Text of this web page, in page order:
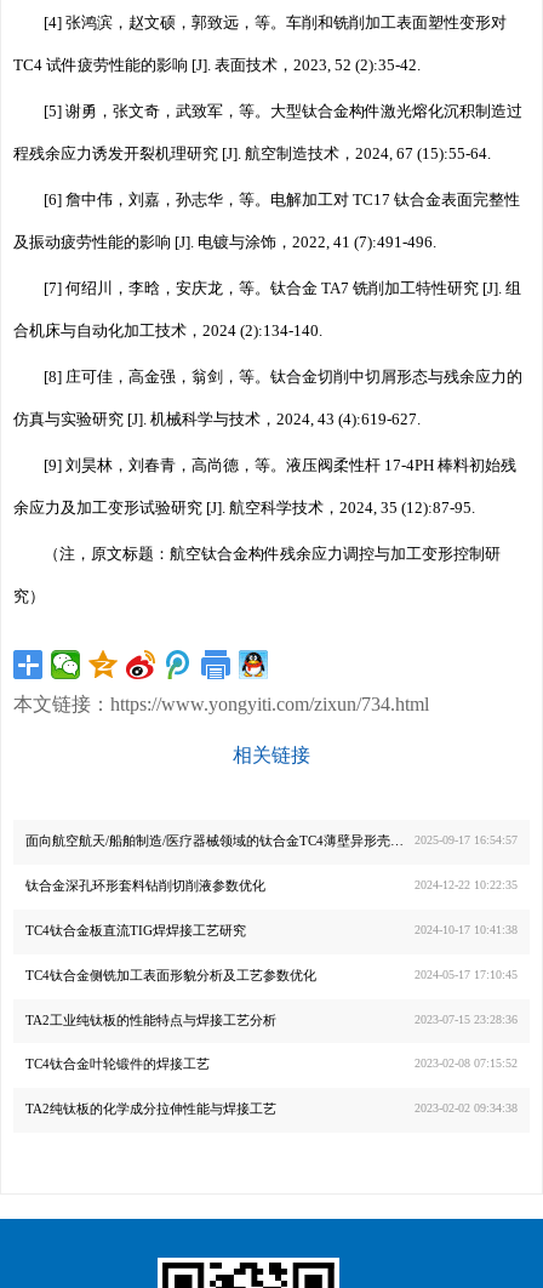
[4] 张鸿滨，赵文硕，郭致远，等。车削和铣削加工表面塑性变形对
TC4 试件疲劳性能的影响 [J]. 表面技术，2023, 52 (2):35-42.
[5] 谢勇，张文奇，武致军，等。大型钛合金构件激光熔化沉积制造过
程残余应力诱发开裂机理研究 [J]. 航空制造技术，2024, 67 (15):55-64.
[6] 詹中伟，刘嘉，孙志华，等。电解加工对 TC17 钛合金表面完整性
及振动疲劳性能的影响 [J]. 电镀与涂饰，2022, 41 (7):491-496.
[7] 何绍川，李晗，安庆龙，等。钛合金 TA7 铣削加工特性研究 [J]. 组
合机床与自动化加工技术，2024 (2):134-140.
[8] 庄可佳，高金强，翁剑，等。钛合金切削中切屑形态与残余应力的
仿真与实验研究 [J]. 机械科学与技术，2024, 43 (4):619-627.
[9] 刘昊林，刘春青，高尚德，等。液压阀柔性杆 17-4PH 棒料初始残
余应力及加工变形试验研究 [J]. 航空科学技术，2024, 35 (12):87-95.
（注，原文标题：航空钛合金构件残余应力调控与加工变形控制研
究）
本文链接： https://www.yongyiti.com/zixun/734.html
相关链接
2025-09-17 16:54:57
2024-12-22 10:22:35
钛合金深孔环形套料钻削切削液参数优化
2024-10-17 10:41:38
TC4钛合金板直流TIG焊焊接工艺研究
2024-05-17 17:10:45
TC4钛合金侧铣加工表面形貌分析及工艺参数优化
2023-07-15 23:28:36
TA2工业纯钛板的性能特点与焊接工艺分析
2023-02-08 07:15:52
TC4钛合金叶轮锻件的焊接工艺
2023-02-02 09:34:38
TA2纯钛板的化学成分拉伸性能与焊接工艺